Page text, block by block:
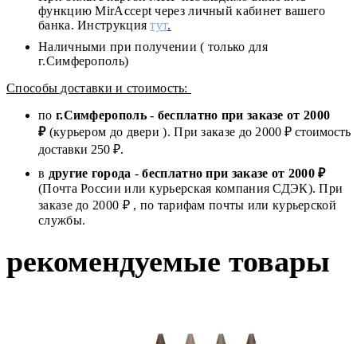
функцию MirAccept через личный кабинет вашего
банка. Инструкциятут.
Наличными при получении ( только для
г.Симферополь)
Способы доставки и стоимость:
по г.Симферополь- бесплатно при заказе от 2000
₽(курьером до двери ). При заказе до 2000 ₽ стоимость
доставки 250 ₽.
в другие города -бесплатно при заказе от 2000 ₽
(Почта России или курьерская компания СДЭК). При
заказе до 2000 ₽ , по тарифам почты или курьерской
службы.
рекомендуемые товары